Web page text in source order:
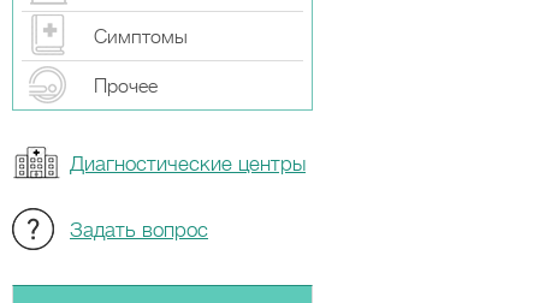
Симптомы
Прочeе
Диагностические центры
Задать вопрос